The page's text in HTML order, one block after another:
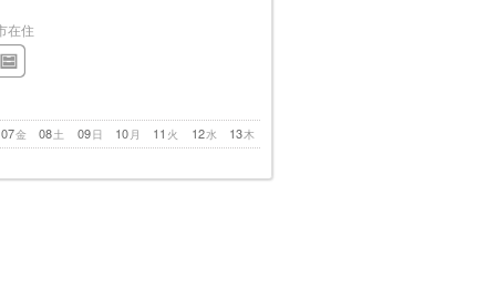
在住
金
07 土
08 日
09 月
10 火
11 水
12 木
13